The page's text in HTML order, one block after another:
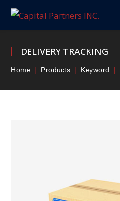
DELIVERY TRACKING
Home Products Keyword